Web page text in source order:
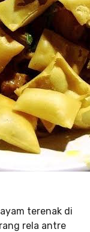
terenak di
rela antre